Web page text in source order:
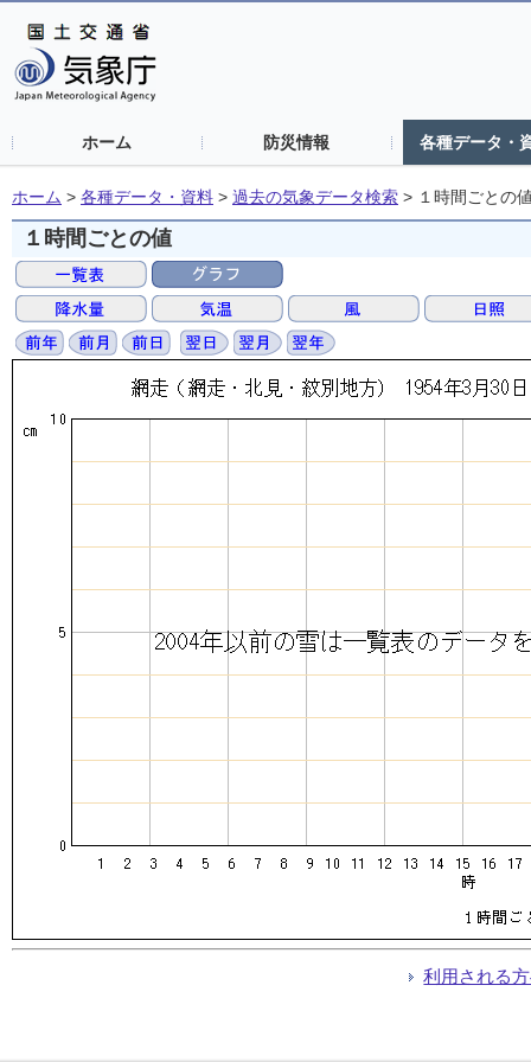
ホーム 防災情報 各種データ・
ホーム > 各種データ・資料 > 過去の気象データ検索 > １時間ごとの
１時間ごとの値
利用される